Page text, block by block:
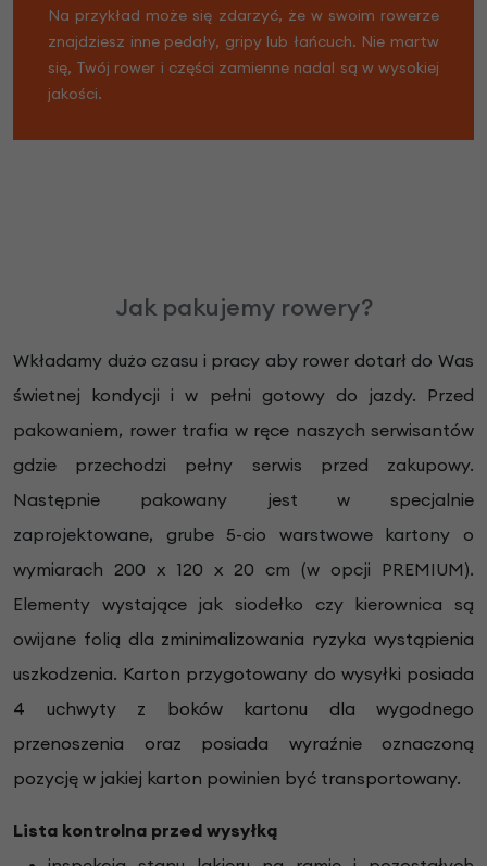
Na przykład może się zdarzyć, że w swoim rowerze
znajdziesz inne pedały, gripy lub łańcuch. Nie martw
się, Twój rower i części zamienne nadal są w wysokiej
jakości.
Jak pakujemy rowery?
Wkładamy dużo czasu i pracy aby rower dotarł do Was
świetnej kondycji i w pełni gotowy do jazdy. Przed
pakowaniem, rower trafia w ręce naszych serwisantów
gdzie przechodzi pełny serwis przed zakupowy.
Następnie pakowany jest w specjalnie
zaprojektowane, grube 5-cio warstwowe kartony o
wymiarach 200 x 120 x 20 cm (w opcji PREMIUM).
Elementy wystające jak siodełko czy kierownica są
owijane folią dla zminimalizowania ryzyka wystąpienia
uszkodzenia. Karton przygotowany do wysyłki posiada
4 uchwyty z boków kartonu dla wygodnego
przenoszenia oraz posiada wyraźnie oznaczoną
pozycję w jakiej karton powinien być transportowany.
Lista kontrolna przed wysyłką